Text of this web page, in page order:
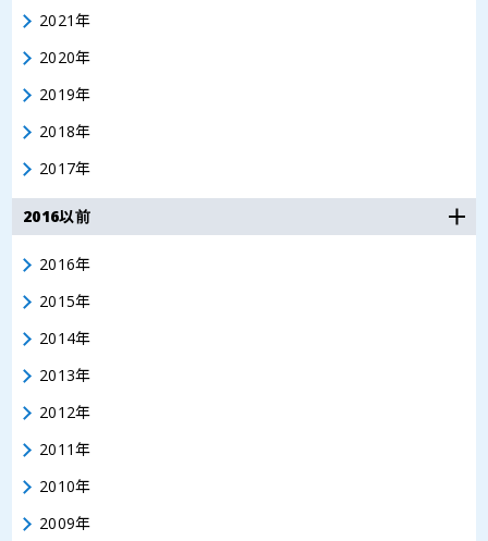
2021年
2020年
2019年
2018年
2017年
2016以前
2016年
2015年
2014年
2013年
2012年
2011年
2010年
2009年